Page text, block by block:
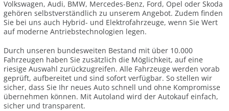
Volkswagen, Audi, BMW, Mercedes-Benz, Ford, Opel oder Skoda
gehören selbstverständlich zu unserem Angebot. Zudem finden
Sie bei uns auch Hybrid- und Elektrofahrzeuge, wenn Sie Wert
auf moderne Antriebstechnologien legen.
Durch unseren bundesweiten Bestand mit über 10.000
Fahrzeugen haben Sie zusätzlich die Möglichkeit, auf eine
riesige Auswahl zurückzugreifen. Alle Fahrzeuge werden vorab
geprüft, aufbereitet und sind sofort verfügbar. So stellen wir
sicher, dass Sie Ihr neues Auto schnell und ohne Kompromisse
übernehmen können. Mit Autoland wird der Autokauf einfach,
sicher und transparent.